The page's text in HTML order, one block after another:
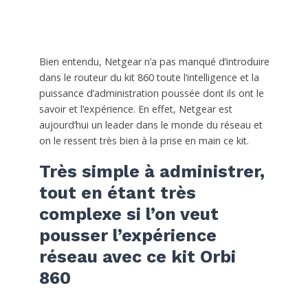
Bien entendu, Netgear n’a pas manqué d’introduire
dans le routeur du kit 860 toute l’intelligence et la
puissance d’administration poussée dont ils ont le
savoir et l’expérience. En effet, Netgear est
aujourd’hui un leader dans le monde du réseau et
on le ressent très bien à la prise en main ce kit.
Très simple à administrer,
tout en étant très
complexe si l’on veut
pousser l’expérience
réseau avec ce kit Orbi
860